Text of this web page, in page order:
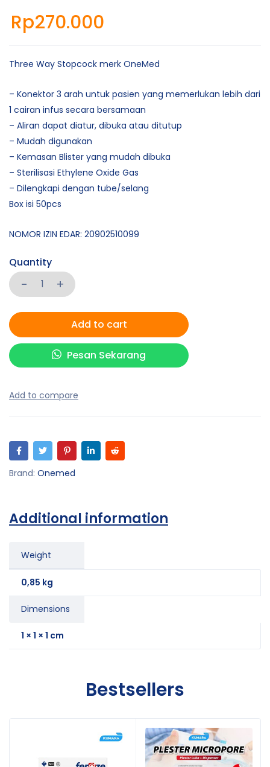
Rp270.000
Three Way Stopcock merk OneMed
– Konektor 3 arah untuk pasien yang memerlukan lebih dari
1 cairan infus secara bersamaan
– Aliran dapat diatur, dibuka atau ditutup
– Mudah digunakan
– Kemasan Blister yang mudah dibuka
– Sterilisasi Ethylene Oxide Gas
– Dilengkapi dengan tube/selang
Box isi 50pcs
NOMOR IZIN EDAR: 20902510099
Quantity
Add to cart
Pesan Sekarang
Brand: Onemed
Additional information
Weight
0,85 kg
Dimensions
1 × 1 × 1 cm
Bestsellers